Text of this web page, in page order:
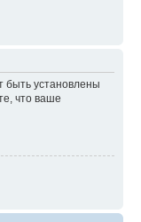
быть установлены
что ваше